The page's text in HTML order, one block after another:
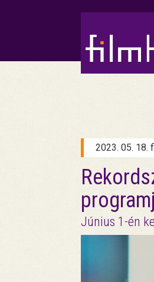
2023. 05. 18.
Június 1-én